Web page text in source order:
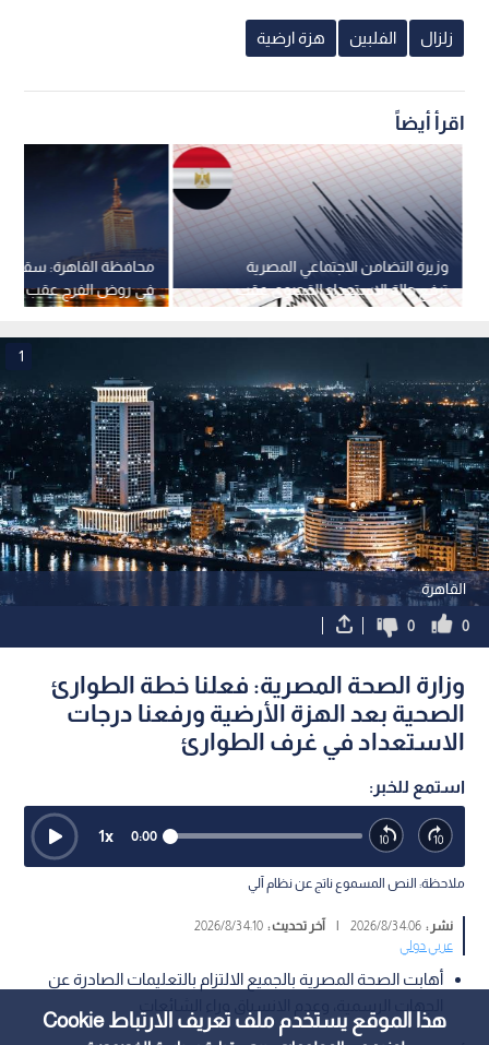
هذا الموقع يستخدم ملف تعريف الارتباط Cookie
زلزال الفلبين هزة ارضية
اقرأ أيضاً
محافظة القاهرة: سقوط
في روض الفرج عقب هزة
إصابات
وزيرة التضامن الاجتماعي المصرية
ترفع حالة الاستعداد القصوى عقب
الهزة الأرضية
القاهرة
1
0
0
وزارة الصحة المصرية: فعلنا خطة الطوارئ
الصحية بعد الهزة الأرضية ورفعنا درجات
الاستعداد في غرف الطوارئ
استمع للخبر:
0:00
1x
ملاحظة: النص المسموع ناتج عن نظام آلي
نشر :4:06 2026/8/3
| آخر تحديث :4:10 2026/8/3
عربي دولي
أهابت الصحة المصرية بالجميع الالتزام بالتعليمات الصادرة عن